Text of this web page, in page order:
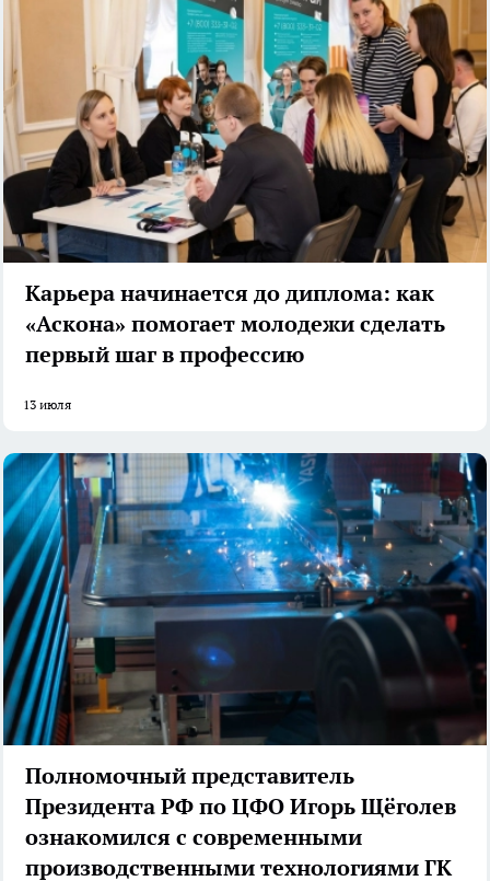
Карьера начинается до диплома: как
«Аскона» помогает молодежи сделать
первый шаг в профессию
13 июля
Полномочный представитель
Президента РФ по ЦФО Игорь Щёголев
ознакомился с современными
производственными технологиями ГК